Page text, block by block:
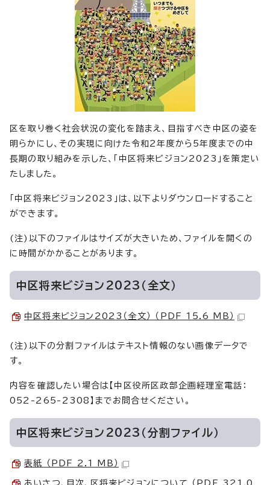
区を取り巻く社会状況の変化を踏まえ、目指すべき中区の姿を
明らかにし、その実現に向けた令和2年度から5年度までの中
長期の取り組みを示した、「中区将来ビジョン2023」を策定い
たしました。
「中区将来ビジョン2023」は、以下よりダウンロードすること
ができます。
(注)以下のファイルはサイズが大きいため、ファイルを開くの
に時間がかかることがあります。
中区将来ビジョン2023（全文）
中区将来ビジョン2023（全文） （PDF 15.6 MB）
(注)以下の分割ファイルはテキスト情報のない画像データで
す。
内容を確認したい場合は【中区役所区政部企画経理室電話：
052-265-2308】までお問合せください。
中区将来ビジョン2023（分割ファイル）
表紙 （PDF 2.1 MB）